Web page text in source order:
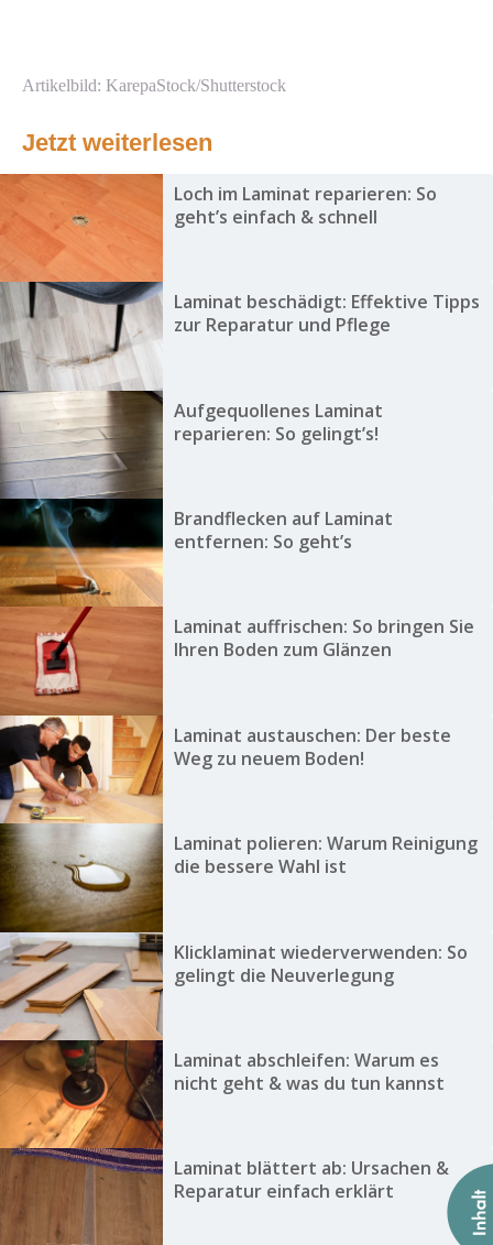
Artikelbild: KarepaStock/Shutterstock
Jetzt weiterlesen
Loch im Laminat reparieren: So
geht’s einfach & schnell
Laminat beschädigt: Effektive Tipps
zur Reparatur und Pflege
Aufgequollenes Laminat
reparieren: So gelingt’s!
Brandflecken auf Laminat
entfernen: So geht’s
Laminat auffrischen: So bringen Sie
Ihren Boden zum Glänzen
Laminat austauschen: Der beste
Weg zu neuem Boden!
Laminat polieren: Warum Reinigung
die bessere Wahl ist
Klicklaminat wiederverwenden: So
gelingt die Neuverlegung
Laminat abschleifen: Warum es
nicht geht & was du tun kannst
Laminat blättert ab: Ursachen &
Reparatur einfach erklärt